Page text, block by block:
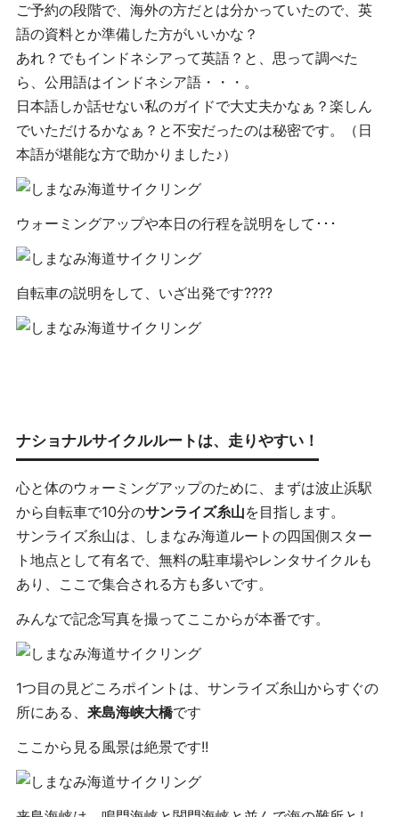
ご予約の段階で、海外の方だとは分かっていたので、英
語の資料とか準備した方がいいかな？
あれ？でもインドネシアって英語？と、思って調べた
ら、公用語はインドネシア語・・・。
日本語しか話せない私のガイドで大丈夫かなぁ？楽しん
でいただけるかなぁ？と不安だったのは秘密です。（日
本語が堪能な方で助かりました♪）
ウォーミングアップや本日の行程を説明をして･･･
自転車の説明をして、いざ出発です????
ナショナルサイクルルートは、走りやすい！
心と体のウォーミングアップのために、まずは波止浜駅
から自転車で10分のサンライズ糸山を目指します。
サンライズ糸山は、しまなみ海道ルートの四国側スター
ト地点として有名で、無料の駐車場やレンタサイクルも
あり、ここで集合される方も多いです。
みんなで記念写真を撮ってここからが本番です。
1つ目の見どころポイントは、サンライズ糸山からすぐの
所にある、 来島海峡大橋です
ここから見る風景は絶景です!!